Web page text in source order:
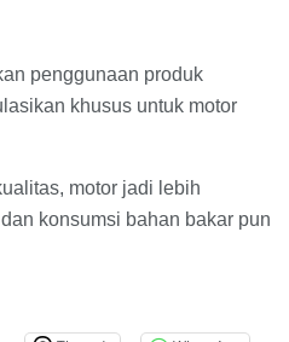
penggunaan produk
khusus untuk motor
motor jadi lebih
konsumsi bahan bakar pun